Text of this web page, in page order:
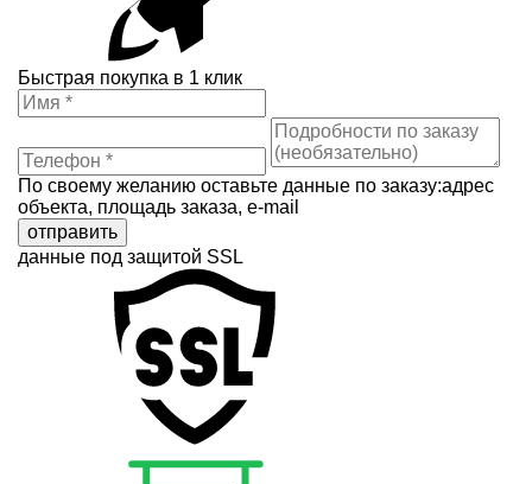
Быстрая покупка в 1 клик
По своему желанию оставьте данные по заказу:адрес
объекта, площадь заказа, e-mail
отправить
данные под защитой SSL